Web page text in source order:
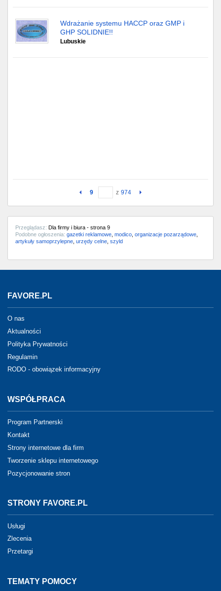
Wdrażanie systemu HACCP oraz GMP i
GHP SOLIDNIE!!
Lubuskie
9 z 974
Przeglądasz: Dla firmy i biura - strona 9
Podobne ogłoszenia: gazetki reklamowe modico organizacje pozarządowe
artykuły samoprzylepne urzędy celne szyld
FAVORE.PL
O nas
Aktualności
Polityka Prywatności
Regulamin
RODO - obowiązek informacyjny
WSPÓŁPRACA
Program Partnerski
Kontakt
Strony internetowe dla firm
Tworzenie sklepu internetowego
Pozycjonowanie stron
STRONY FAVORE.PL
Usługi
Zlecenia
Przetargi
TEMATY POMOCY